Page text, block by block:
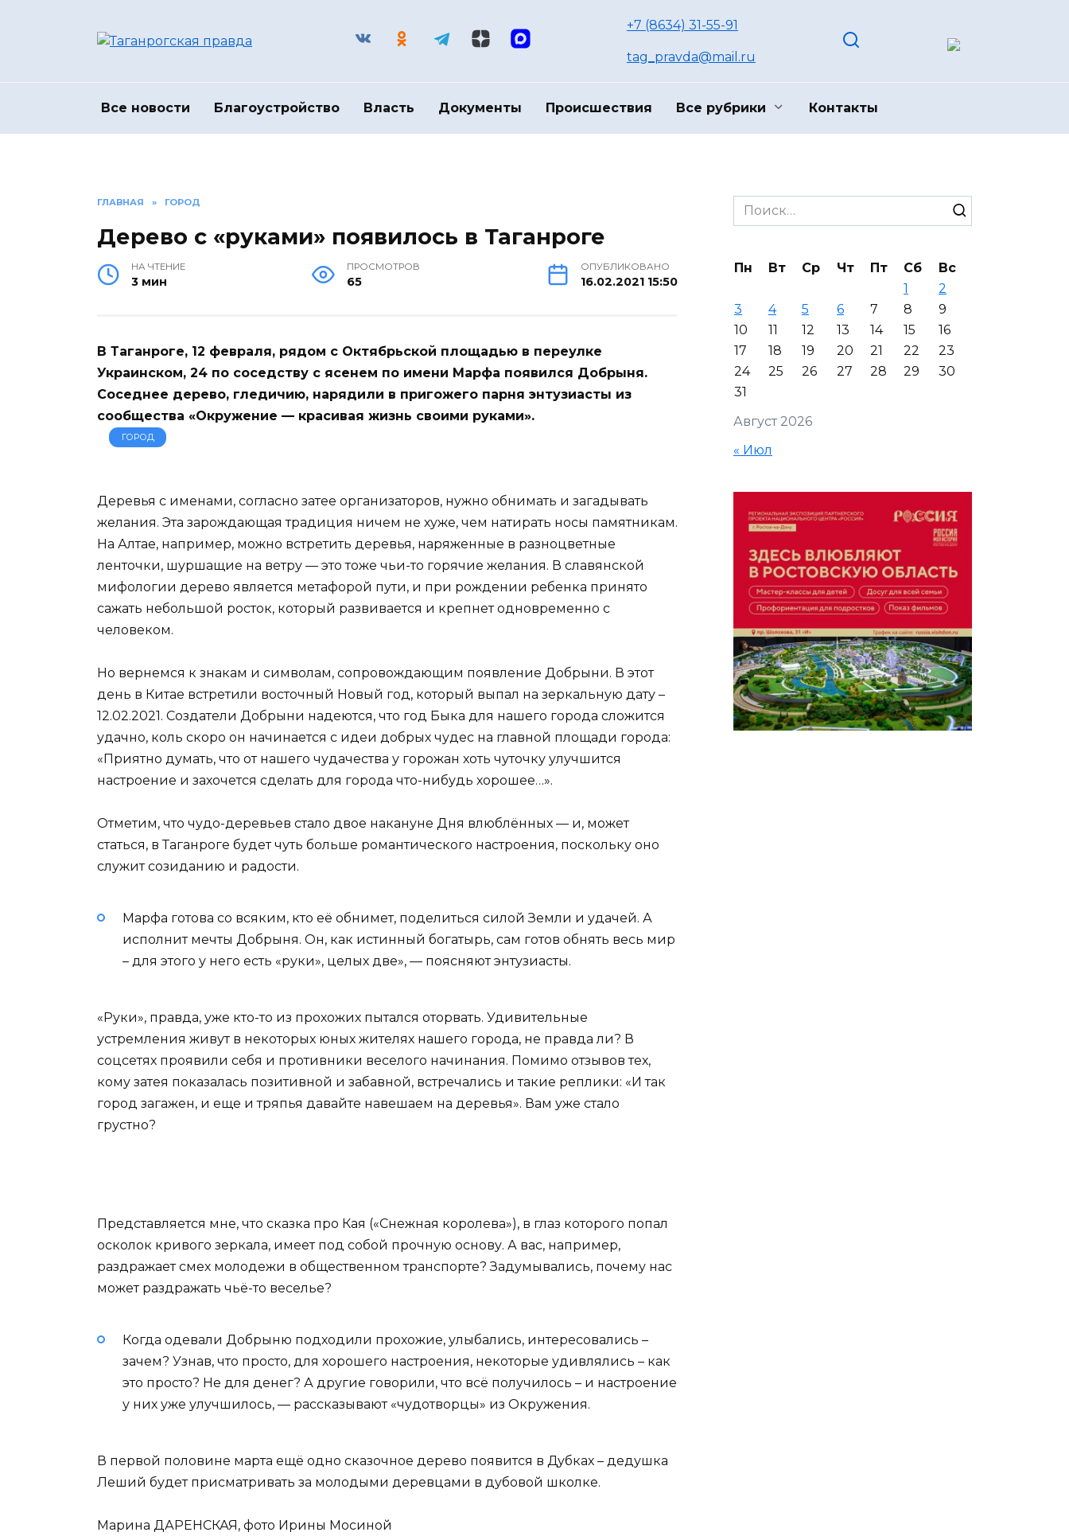
+7 (8634) 31-55-91
tag_pravda@mail.ru
Все новости Благоустройство Власть Документы Происшествия Все рубрики Контакты
ГЛАВНАЯ » ГОРОД
Дерево с «руками» появилось в Таганроге
НА ЧТЕНИЕ
3 мин
ПРОСМОТРОВ
65
ОПУБЛИКОВАНО
16.02.2021 15:50
В Таганроге, 12 февраля, рядом с Октябрьской площадью в переулке
Украинском, 24 по соседству с ясенем по имени Марфа появился Добрыня.
Соседнее дерево, гледичию, нарядили в пригожего парня энтузиасты из
сообщества «Окружение — красивая жизнь своими руками».
ГОРОД
Деревья с именами, согласно затее организаторов, нужно обнимать и загадывать
желания. Эта зарождающая традиция ничем не хуже, чем натирать носы памятникам.
На Алтае, например, можно встретить деревья, наряженные в разноцветные
ленточки, шуршащие на ветру — это тоже чьи-то горячие желания. В славянской
мифологии дерево является метафорой пути, и при рождении ребенка принято
сажать небольшой росток, который развивается и крепнет одновременно с
человеком.
Но вернемся к знакам и символам, сопровождающим появление Добрыни. В этот
день в Китае встретили восточный Новый год, который выпал на зеркальную дату –
12.02.2021. Создатели Добрыни надеются, что год Быка для нашего города сложится
удачно, коль скоро он начинается с идеи добрых чудес на главной площади города:
«Приятно думать, что от нашего чудачества у горожан хоть чуточку улучшится
настроение и захочется сделать для города что-нибудь хорошее…».
Отметим, что чудо-деревьев стало двое накануне Дня влюблённых — и, может
статься, в Таганроге будет чуть больше романтического настроения, поскольку оно
служит созиданию и радости.
Марфа готова со всяким, кто её обнимет, поделиться силой Земли и удачей. А
исполнит мечты Добрыня. Он, как истинный богатырь, сам готов обнять весь мир
– для этого у него есть «руки», целых две», — поясняют энтузиасты.
«Руки», правда, уже кто-то из прохожих пытался оторвать. Удивительные
устремления живут в некоторых юных жителях нашего города, не правда ли? В
соцсетях проявили себя и противники веселого начинания. Помимо отзывов тех,
кому затея показалась позитивной и забавной, встречались и такие реплики: «И так
город загажен, и еще и тряпья давайте навешаем на деревья». Вам уже стало
грустно?
Представляется мне, что сказка про Кая («Снежная королева»), в глаз которого попал
осколок кривого зеркала, имеет под собой прочную основу. А вас, например,
раздражает смех молодежи в общественном транспорте? Задумывались, почему нас
может раздражать чьё-то веселье?
Когда одевали Добрыню подходили прохожие, улыбались, интересовались –
зачем? Узнав, что просто, для хорошего настроения, некоторые удивлялись – как
это просто? Не для денег? А другие говорили, что всё получилось – и настроение
у них уже улучшилось, — рассказывают «чудотворцы» из Окружения.
В первой половине марта ещё одно сказочное дерево появится в Дубках – дедушка
Леший будет присматривать за молодыми деревцами в дубовой школке.
Марина ДАРЕНСКАЯ, фото Ирины Мосиной
Search
for:
Август 2026
Пн Вт Ср Чт Пт Сб
Вс
1
2
3
4 5 6 7 8
9
10
11 12 13 14 15
16
17
18 19 20 21 22
23
24
25 26 27 28 29
30
31
« Июл